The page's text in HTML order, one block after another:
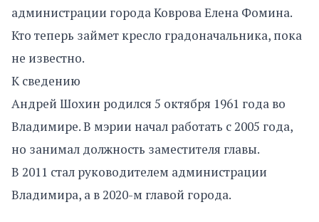
администрации города Коврова Елена Фомина.
Кто теперь займет кресло градоначальника, пока
не известно.
К сведению
Андрей Шохин родился 5 октября 1961 года во
Владимире. В мэрии начал работать с 2005 года,
но занимал должность заместителя главы.
В 2011 стал руководителем администрации
Владимира, а в 2020-м главой города.